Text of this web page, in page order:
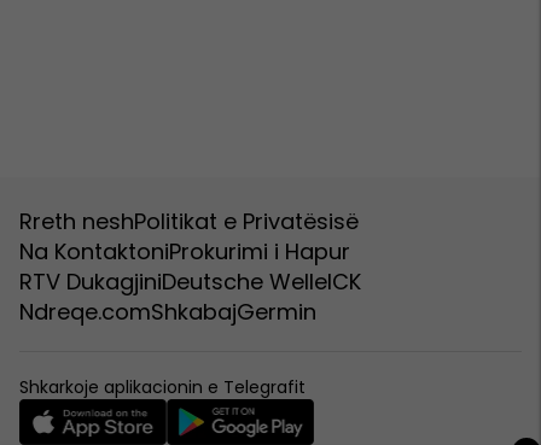
Rreth neshPolitikat e Privatësisë
Na KontaktoniProkurimi i Hapur
RTV DukagjiniDeutsche WelleICK
Ndreqe.comShkabajGermin
Shkarkoje aplikacionin e Telegrafit